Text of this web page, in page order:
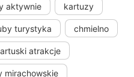
aktywnie kartuzy
turystyka chmielno
atrakcje
mirachowskie